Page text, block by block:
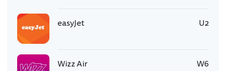
easyJet U2
Wizz Air W6